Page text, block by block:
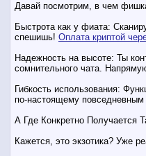
Давай посмотрим, в чем
Быстрота как у фиата:
спешишь! Оплата криптой
Надежность на высоте: Ты
сомнительного чата.
Гибкость использования:
по-настоящему повседневным
А Где Конкретно Получается
Кажется, это экзотика? Уже